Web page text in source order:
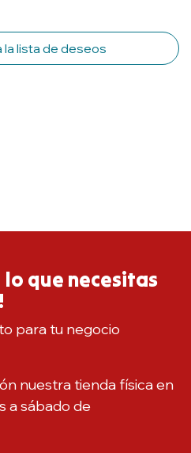
la lista de deseos
que necesitas
para tu negocio
nuestra tienda física en
a sábado de